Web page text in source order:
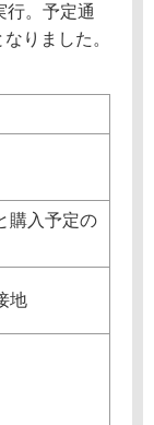
行。予定通
りました。
購入予定の
地